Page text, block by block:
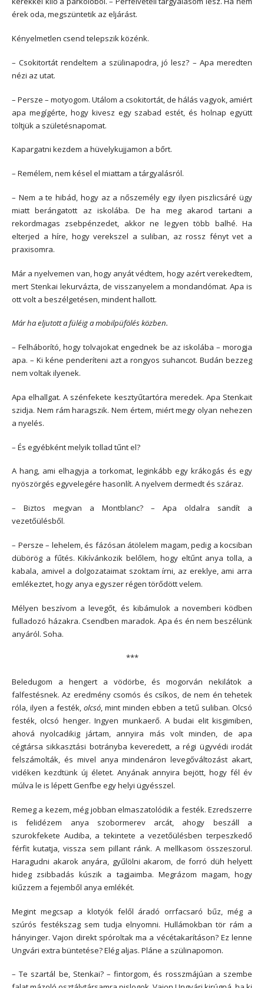
érek oda, megszüntetik az eljárást.
Kényelmetlen csend telepszik közénk.
– Csokitortát rendeltem a szülinapodra, jó lesz? – Apa meredten
nézi az utat.
– Persze – motyogom. Utálom a csokitortát, de hálás vagyok, amiért
apa megígérte, hogy kivesz egy szabad estét, és holnap együtt
töltjük a születésnapomat.
Kapargatni kezdem a hüvelykujjamon a bőrt.
– Remélem, nem késel el miattam a tárgyalásról.
– Nem a te hibád, hogy az a nőszemély egy ilyen piszlicsáré ügy
miatt berángatott az iskolába. De ha meg akarod tartani a
rekordmagas zsebpénzedet, akkor ne legyen több balhé. Ha
elterjed a híre, hogy verekszel a suliban, az rossz fényt vet a
praxisomra.
Már a nyelvemen van, hogy anyát védtem, hogy azért verekedtem,
mert Stenkai lekurvázta, de visszanyelem a mondandómat. Apa is
ott volt a beszélgetésen, mindent hallott.
Már ha eljutott a füléig a mobilpüfölés közben.
– Felháborító, hogy tolvajokat engednek be az iskolába – morogja
apa. – Ki kéne penderíteni azt a rongyos suhancot. Budán bezzeg
nem voltak ilyenek.
Apa elhallgat. A szénfekete kesztyűtartóra meredek. Apa Stenkait
szidja. Nem rám haragszik. Nem értem, miért megy olyan nehezen
a nyelés.
– És egyébként melyik tollad tűnt el?
A hang, ami elhagyja a torkomat, leginkább egy krákogás és egy
nyöszörgés egyvelegére hasonlít. A nyelvem dermedt és száraz.
– Biztos megvan a Montblanc? – Apa oldalra sandít a
vezetőülésből.
– Persze – lehelem, és fázósan átölelem magam, pedig a kocsiban
dübörög a fűtés. Kikívánkozik belőlem, hogy eltűnt anya tolla, a
kabala, amivel a dolgozataimat szoktam írni, az ereklye, ami arra
emlékeztet, hogy anya egyszer régen törődött velem.
Mélyen beszívom a levegőt, és kibámulok a novemberi ködben
fulladozó házakra. Csendben maradok. Apa és én nem beszélünk
anyáról. Soha.
***
Beledugom a hengert a vödörbe, és mogorván nekilátok a
falfestésnek. Az eredmény csomós és csíkos, de nem én tehetek
róla, ilyen a festék, olcsó, mint minden ebben a tetű suliban. Olcsó
festék, olcsó henger. Ingyen munkaerő. A budai elit kisgimiben,
ahová nyolcadikig jártam, annyira más volt minden, de apa
cégtársa sikkasztási botrányba keveredett, a régi ügyvédi irodát
felszámolták, és mivel anya mindenáron levegőváltozást akart,
vidéken kezdtünk új életet. Anyának annyira bejött, hogy fél év
múlva le is lépett Genfbe egy helyi ügyésszel.
Remeg a kezem, még jobban elmaszatolódik a festék. Ezredszerre
is felidézem anya szobormerev arcát, ahogy beszáll a
szurokfekete Audiba, a tekintete a vezetőülésben terpeszkedő
férfit kutatja, vissza sem pillant ránk. A mellkasom összeszorul.
Haragudni akarok anyára, gyűlölni akarom, de forró düh helyett
hideg zsibbadás kúszik a tagjaimba. Megrázom magam, hogy
kiűzzem a fejemből anya emlékét.
Megint megcsap a klotyók felől áradó orrfacsaró bűz, még a
szúrós festékszag sem tudja elnyomni. Hullámokban tör rám a
hányinger. Vajon direkt spóroltak ma a vécétakarításon? Ez lenne
Ungvári extra büntetése? Elég aljas. Pláne a szülinapomon.
– Te szartál be, Stenkai? – fintorgom, és rosszmájúan a szembe